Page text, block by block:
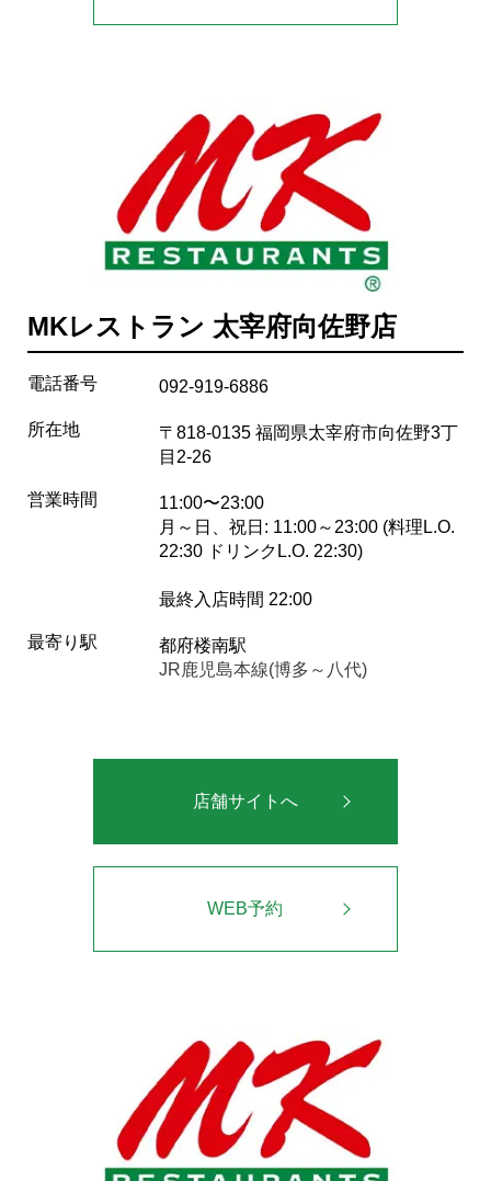
MKレストラン 太宰府向佐野店
電話番号 092-919-6886
所在地
〒818-0135 福岡県太宰府市向佐野3丁
目2-26
営業時間
11:00〜23:00
月～日、祝日: 11:00～23:00 (料理L.O.
22:30 ドリンクL.O. 22:30)
最終入店時間 22:00
最寄り駅
都府楼南駅
JR鹿児島本線(博多～八代)
店舗サイトへ
WEB予約